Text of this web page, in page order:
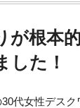
が根本
した！
代女性デスク